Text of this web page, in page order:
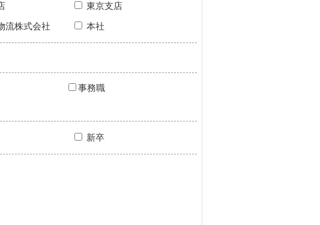
東京支店
流株式会社 本社
事務職
新卒